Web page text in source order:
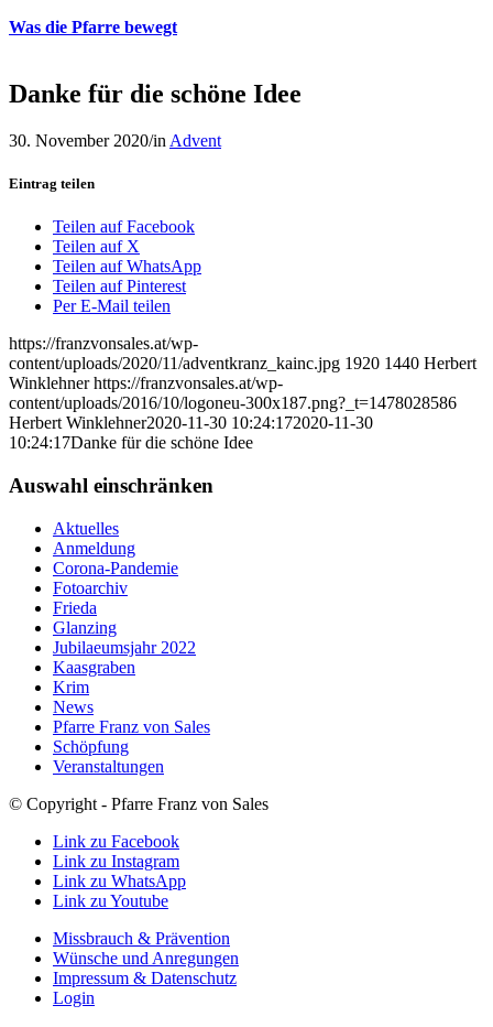
Was die Pfarre bewegt
Danke für die schöne Idee
30. November 2020/in Advent
Eintrag teilen
Teilen auf Facebook
Teilen auf X
Teilen auf WhatsApp
Teilen auf Pinterest
Per E-Mail teilen
https://franzvonsales.at/wp-
content/uploads/2020/11/adventkranz_kainc.jpg 1920 1440 Herbert
Winklehner https://franzvonsales.at/wp-
content/uploads/2016/10/logoneu-300x187.png?_t=1478028586
Herbert Winklehner2020-11-30 10:24:172020-11-30
10:24:17Danke für die schöne Idee
Auswahl einschränken
Aktuelles
Anmeldung
Corona-Pandemie
Fotoarchiv
Frieda
Glanzing
Jubilaeumsjahr 2022
Kaasgraben
Krim
News
Pfarre Franz von Sales
Schöpfung
Veranstaltungen
© Copyright - Pfarre Franz von Sales
Link zu Facebook
Link zu Instagram
Link zu WhatsApp
Link zu Youtube
Missbrauch & Prävention
Wünsche und Anregungen
Impressum & Datenschutz
Login